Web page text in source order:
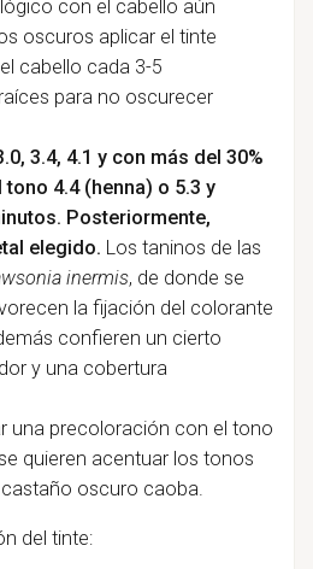
con el cabello aún
oscuros aplicar el tinte
cabello cada 3-5
para no oscurecer
3.4, 4.1 y con más del 30%
4.4 (henna) o 5.3 y
Posteriormente,
elegido. Los taninos de las
inermis, de donde se
la fijación del colorante
confieren un cierto
y una cobertura
una precoloración con el tono
quieren acentuar los tonos
oscuro caoba.
del tinte: